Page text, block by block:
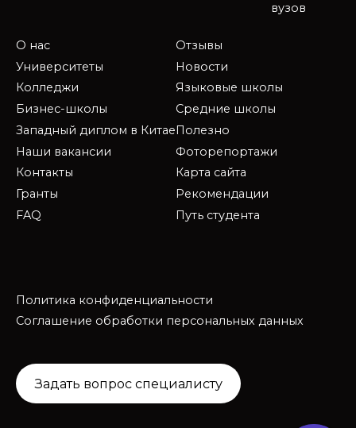
вузов
О нас
Университеты
Колледжи
Бизнес-школы
Западный диплом в Китае
Наши вакансии
Контакты
Гранты
FAQ
Отзывы
Новости
Языковые школы
Средние школы
Полезно
Фоторепортажи
Карта сайта
Рекомендации
Путь студента
Политика конфиденциальности
Соглашение обработки персональных данных
Задать вопрос специалисту